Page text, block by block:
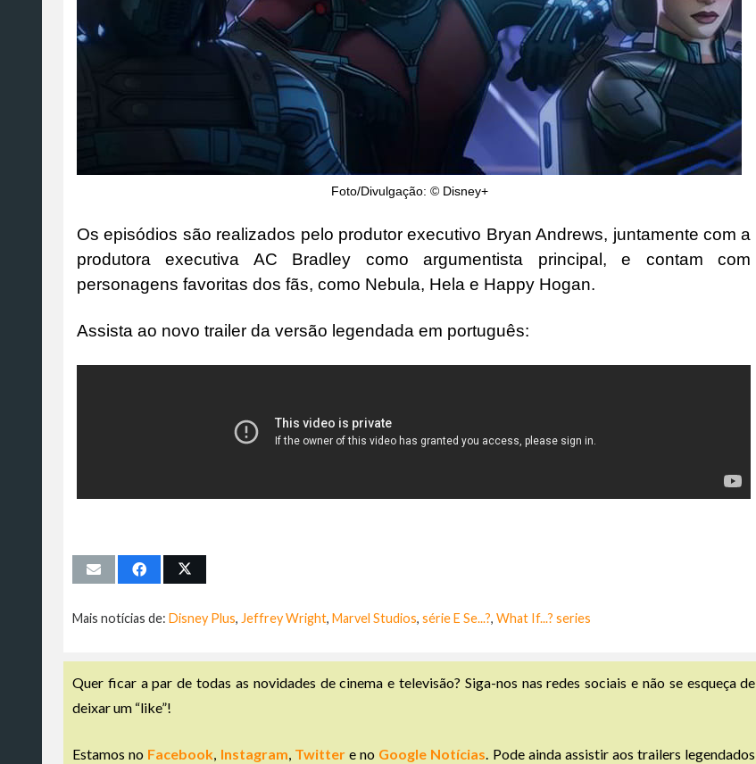
Foto/Divulgação: © Disney+
Os episódios são realizados pelo produtor executivo Bryan Andrews, juntamente com a
produtora executiva AC Bradley como argumentista principal, e contam com
personagens favoritas dos fãs, como Nebula, Hela e Happy Hogan.
Assista ao novo trailer da versão legendada em português:
Mais notícias de: Disney Plus, Jeffrey Wright, Marvel Studios, série E Se...?, What If...? series
Quer ficar a par de todas as novidades de cinema e televisão? Siga-nos nas redes sociais e não se esqueça de
deixar um “like”!
Estamos no Facebook, Instagram, Twittere no Google Notícias. Pode ainda assistir aos trailers legendados